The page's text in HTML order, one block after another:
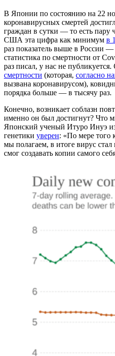
В Японии по состоянию на 22
коронавирусных смертей
граждан в сутки — то есть пару
США эта цифра как минимум в
раз показатель выше в России —
статистика по смертности от
раз писал, у нас не
смертности (которая, согласно
вызвана коронавирусом),
порядка больше — в тысячу раз.
Конечно, возникает соблазн
именно он был достигнут? Что
Японский ученый Итуро Инуэ
генетики уверен: «По мере того
мы полагаем, в итоге вирус стал
смог создавать копии самого